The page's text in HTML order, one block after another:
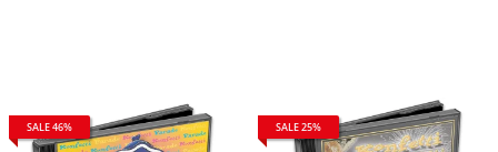
SALE 46% SALE 25%